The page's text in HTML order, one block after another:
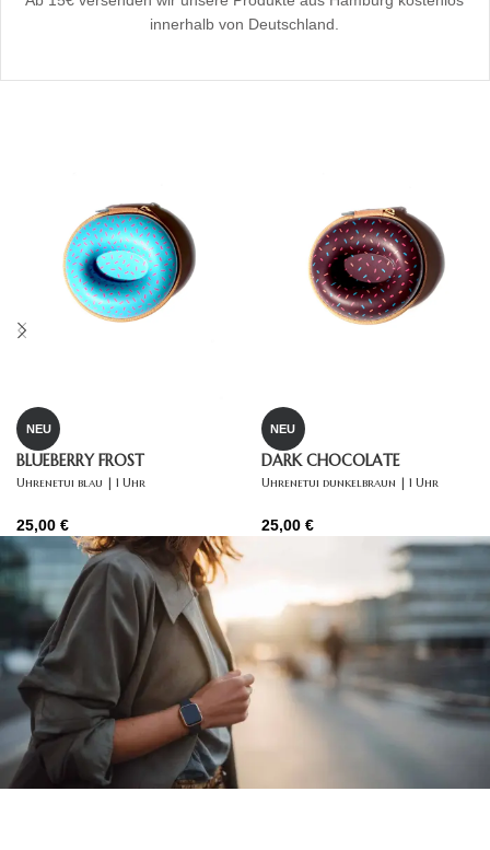
innerhalb von Deutschland.
NEU
BLUEBERRY FROST
Uhrenetui blau | 1 Uhr
25,00 €
NEU
DARK CHOCOLATE
Uhrenetui dunkelbraun | 1 Uhr
25,00 €